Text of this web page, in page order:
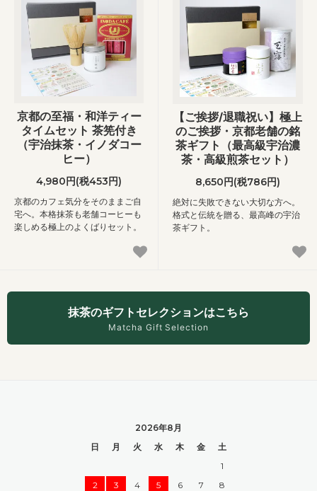
京都の至福・和洋ティー
タイムセット 茶筅付き
（宇治抹茶・イノダコー
ヒー）
4,980円(税453円)
京都のカフェ気分をそのままご自
宅へ。本格抹茶も老舗コーヒーも
楽しめる極上のよくばりセット。
【ご挨拶/退職祝い】極上
のご挨拶・京都老舗の銘
茶ギフト（最高級宇治濃
茶・高級煎茶セット）
8,650円(税786円)
絶対に失敗できない大切な方へ。
格式と伝統を贈る、最高峰の宇治
茶ギフト。
抹茶のギフトセレクションはこちら
Matcha Gift Selection
2026年8月
日
月 火 水 木 金
土
1
2
3 4 5 6 7
8